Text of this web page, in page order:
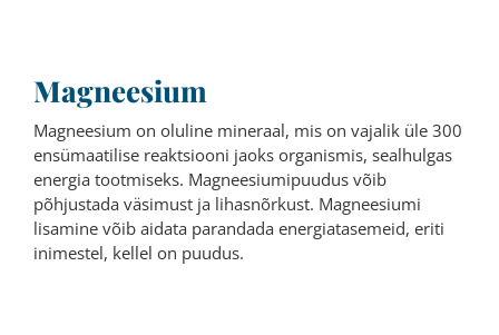
Magneesium
Magneesium on oluline mineraal, mis on vajalik üle 300
ensümaatilise reaktsiooni jaoks organismis, sealhulgas
energia tootmiseks. Magneesiumipuudus võib
põhjustada väsimust ja lihasnõrkust. Magneesiumi
lisamine võib aidata parandada energiatasemeid, eriti
inimestel, kellel on puudus.